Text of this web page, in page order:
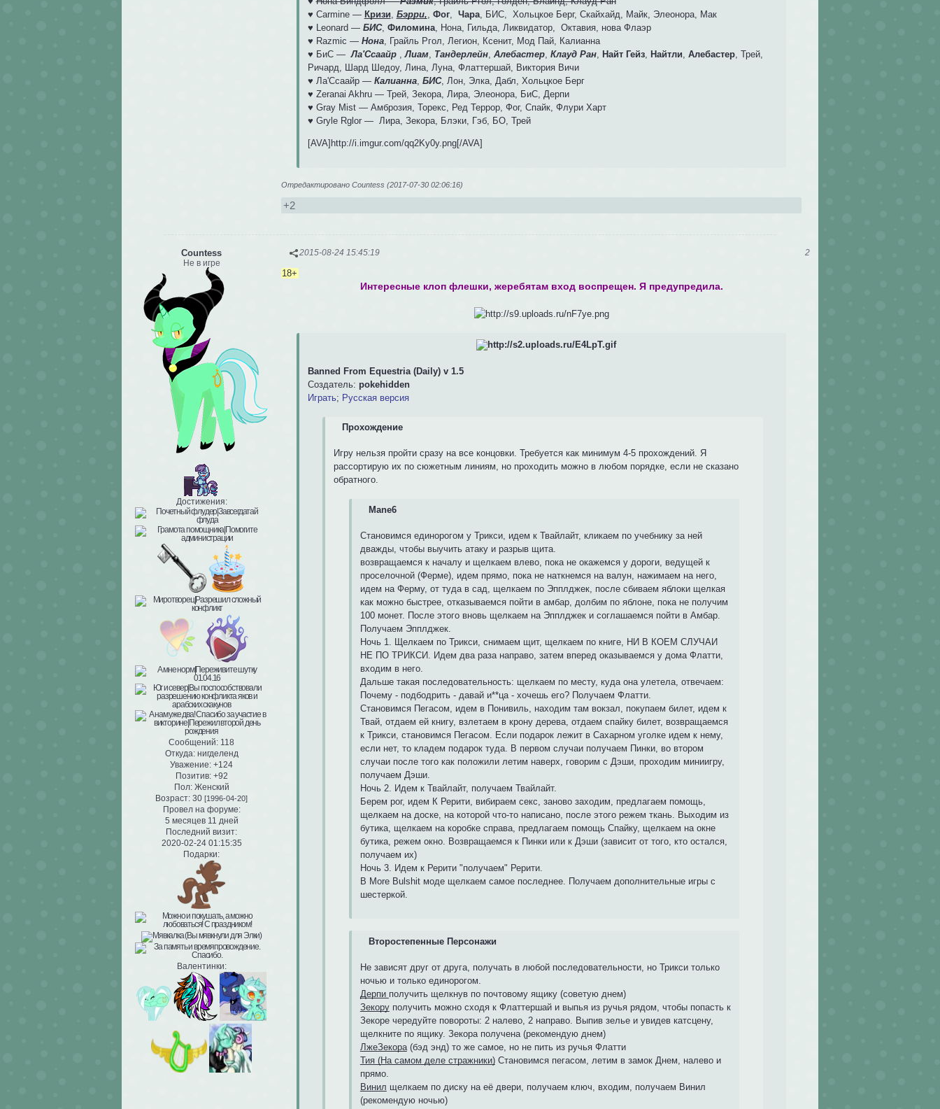
♥ Carmine — Кризи, Бэрри,, Фог, Чара, БИС, Хольцкое Берг, Скайхайд, Майк, Элеонора, Мак
♥ Leonard — БИС, Филомина, Нона, Гильда, Ликвидатор, Октавия, нова Флаэр
♥ Razmic — Нона, Грайль Ргол, Легион, Ксенит, Мод Пай, Калианна
♥ БиС —Ла'Ссаайр ,Лиам, Тандерлейн, Алебастер, Клауд Ран, Найт Гейз, Найтли, Алебастер, Трей,
Ричард, Шард Шедоу, Лина, Луна, Флаттершай, Виктория Вичи
♥ Ла'Ссаайр — Калианна, БИС, Лон, Элка, Дабл, Хольцкое Берг
♥ Zeranai Akhru — Трей, Зекора, Лира, Элеонора, БиС, Дерпи
♥ Gray Mist — Амброзия, Торекс, Ред Террор, Фог, Спайк, Флури Харт
♥ Gryle Rglor — Лира, Зекора, Блэки, Гэб, БО, Трей
[AVA]http://i.imgur.com/qq2Ky0y.png[/AVA]
Отредактировано Сountess (2017-07-30 02:06:16)
+2
2
2015-08-24 15:45:19
Сountess
Не в игре
Достижения:
Сообщений: 118
Откуда:нигделенд
Уважение: +124
Позитив: +92
Пол:Женский
Возраст: 30 [1996-04-20]
Провел на форуме:
5 месяцев 11 дней
Последний визит:
2020-02-24 01:15:35
Подарки:
Валентинки:
18+
Интересные клоп флешки, жеребятам вход воспрещен. Я предупредила.
Banned From Equestria (Daily) v 1.5
Создатель: pokehidden
Играть; Русская версия
Прохождение
Игру нельзя пройти сразу на все концовки. Требуется как минимум 4-5 прохождений. Я
рассортирую их по сюжетным линиям, но проходить можно в любом порядке, если не сказано
обратного.
Mane6
Становимся единорогом у Трикси, идем к Твайлайт, кликаем по учебнику за ней
дважды, чтобы выучить атаку и разрыв щита.
возвращаемся к началу и щелкаем влево, пока не окажемся у дороги, ведущей к
проселочной (Ферме), идем прямо, пока не наткнемся на валун, нажимаем на него,
идем на Ферму, от туда в сад, щелкаем по Эпплджек, после сбиваем яблоки щелкая
как можно быстрее, отказываемся пойти в амбар, долбим по яблоне, пока не получим
100 монет. После этого вновь щелкаем на Эпплджек и соглашаемся пойти в Амбар.
Получаем Эпплджек.
Ночь 1. Щелкаем по Трикси, снимаем щит, щелкаем по книге, НИ В КОЕМ СЛУЧАИ
НЕ ПО ТРИКСИ. Идем два раза направо, затем вперед оказываемся у дома Флатти,
входим в него.
Дальше такая последовательность: щелкаем по месту, куда она улетела, отвечаем:
Почему - подбодрить - давай и**ца - хочешь его? Получаем Флатти.
Становимся Пегасом, идем в Понивиль, находим там вокзал, покупаем билет, идем к
Твай, отдаем ей книгу, взлетаем в крону дерева, отдаем спайку билет, возвращаемся
к Трикси, становимся Пегасом. Если подарок лежит в Сахарном уголке идем к нему,
если нет, то кладем подарок туда. В первом случаи получаем Пинки, во втором
случаи после того как положили летим наверх, говорим с Дэши, проходим миниигру,
получаем Дэши.
Ночь 2. Идем к Твайлайт, получаем Твайлайт.
Берем рог, идем К Рерити, вибираем секс, заново заходим, предлагаем помощь,
щелкаем на доске, на которой что-то написано, после этого режем ткань. Выходим из
бутика, щелкаем на коробке справа, предлагаем помощь Спайку, щелкаем на окне
бутика, режем окно. Возвращаемся к Пинки или к Дэши (зависит от того, кто остался,
получаем их)
Ночь 3. Идем к Рерити "получаем" Рерити.
В More Bulshit моде щелкаем самое последнее. Получаем дополнительные игры с
шестеркой.
Второстепенные Персонажи
Не зависят друг от друга, получать в любой последовательности, но Трикси только
ночью и только единорогом.
Дерпи получить щелкнув по почтовому ящику (советую днем)
Зекоруполучить можно сходя к Флаттершай и выпья из ручья рядом, чтобы попасть к
Зекоре чередуйте повороты: 2 налево, 2 направо. Выпив зелье и увидев катсцену,
щелкните по ящику. Зекора получена (рекомендую днем)
ЛжеЗекора(бэд энд) то же самое, но не пить из ручья Флатти
Тия (На самом деле стражники)Становимся пегасом, летим в замок Днем, налево и
прямо.
Винил щелкаем по диску на её двери, получаем ключ, входим, получаем Винил
(рекомендую ночью)